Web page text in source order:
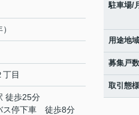
丁目
徒歩25分
ス停下車 徒歩8分
駐車場/
用途地域
募集戸
取引態様